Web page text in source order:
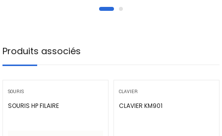
Produits associés
SOURIS
SOURIS HP FILAIRE
CLAVIER
CLAVIER KM901